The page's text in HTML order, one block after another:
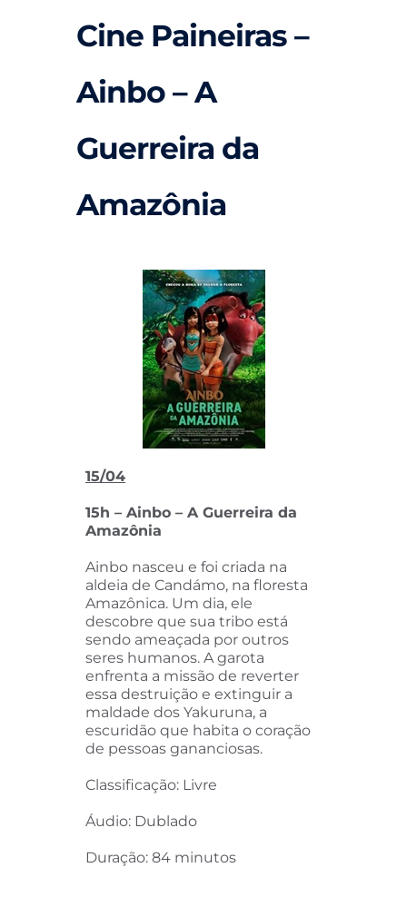
Cine Paineiras –
Ainbo – A
Guerreira da
Amazônia
15/04
15h – Ainbo – A Guerreira da
Amazônia
Ainbo nasceu e foi criada na
aldeia de Candámo, na floresta
Amazônica. Um dia, ele
descobre que sua tribo está
sendo ameaçada por outros
seres humanos. A garota
enfrenta a missão de reverter
essa destruição e extinguir a
maldade dos Yakuruna, a
escuridão que habita o coração
de pessoas gananciosas.
Classificação: Livre
Áudio: Dublado
Duração: 84 minutos